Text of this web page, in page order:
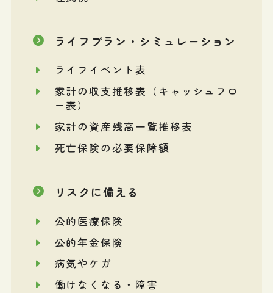
ライフプラン・シミュレーション
ライフイベント表
家計の収支推移表（キャッシュフロ
ー表）
家計の資産残高一覧推移表
死亡保険の必要保障額
リスクに備える
公的医療保険
公的年金保険
病気やケガ
働けなくなる・障害